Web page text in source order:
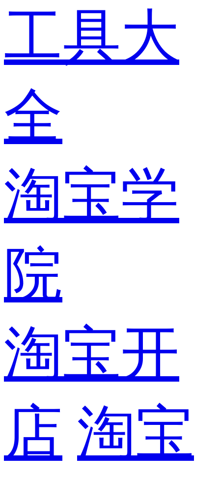
工具大
全
淘宝学
院
淘宝开
店 淘宝